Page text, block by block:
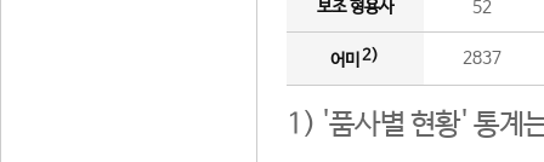
보조 형용사 52
어미 2) 2837
1) '품사별 현황' 통계